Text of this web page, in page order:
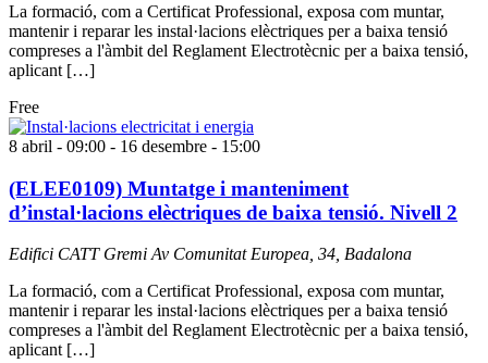
La formació, com a Certificat Professional, exposa com muntar,
mantenir i reparar les instal·lacions elèctriques per a baixa tensió
compreses a l'àmbit del Reglament Electrotècnic per a baixa tensió,
aplicant […]
Free
8 abril - 09:00 - 16 desembre - 15:00
(ELEE0109) Muntatge i manteniment
d’instal·lacions elèctriques de baixa tensió. Nivell 2
Edifici CATT Gremi Av Comunitat Europea, 34, Badalona
La formació, com a Certificat Professional, exposa com muntar,
mantenir i reparar les instal·lacions elèctriques per a baixa tensió
compreses a l'àmbit del Reglament Electrotècnic per a baixa tensió,
aplicant […]